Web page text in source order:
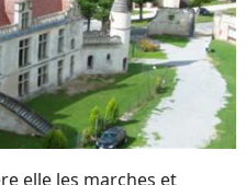
elle les marches et